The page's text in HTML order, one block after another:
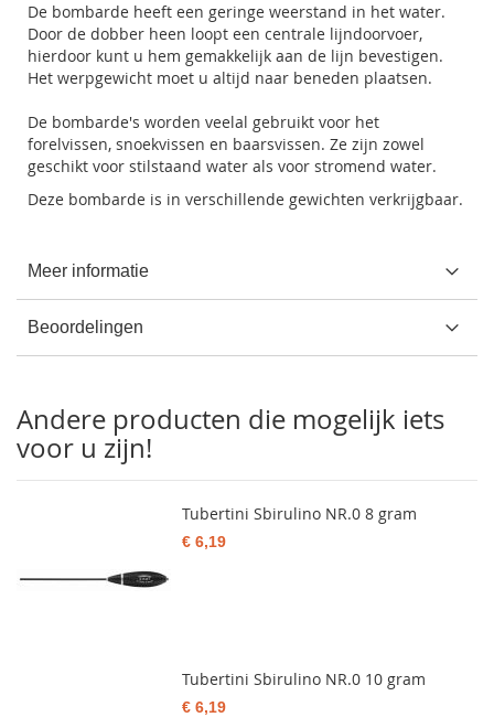
De bombarde heeft een geringe weerstand in het water.
Door de dobber heen loopt een centrale lijndoorvoer,
hierdoor kunt u hem gemakkelijk aan de lijn bevestigen.
Het werpgewicht moet u altijd naar beneden plaatsen.
De bombarde's worden veelal gebruikt voor het
forelvissen, snoekvissen en baarsvissen. Ze zijn zowel
geschikt voor stilstaand water als voor stromend water.
Deze bombarde is in verschillende gewichten verkrijgbaar.
Meer informatie
Beoordelingen
Andere producten die mogelijk iets
voor u zijn!
Tubertini Sbirulino NR.0 8 gram
€ 6,19
Tubertini Sbirulino NR.0 10 gram
€ 6,19